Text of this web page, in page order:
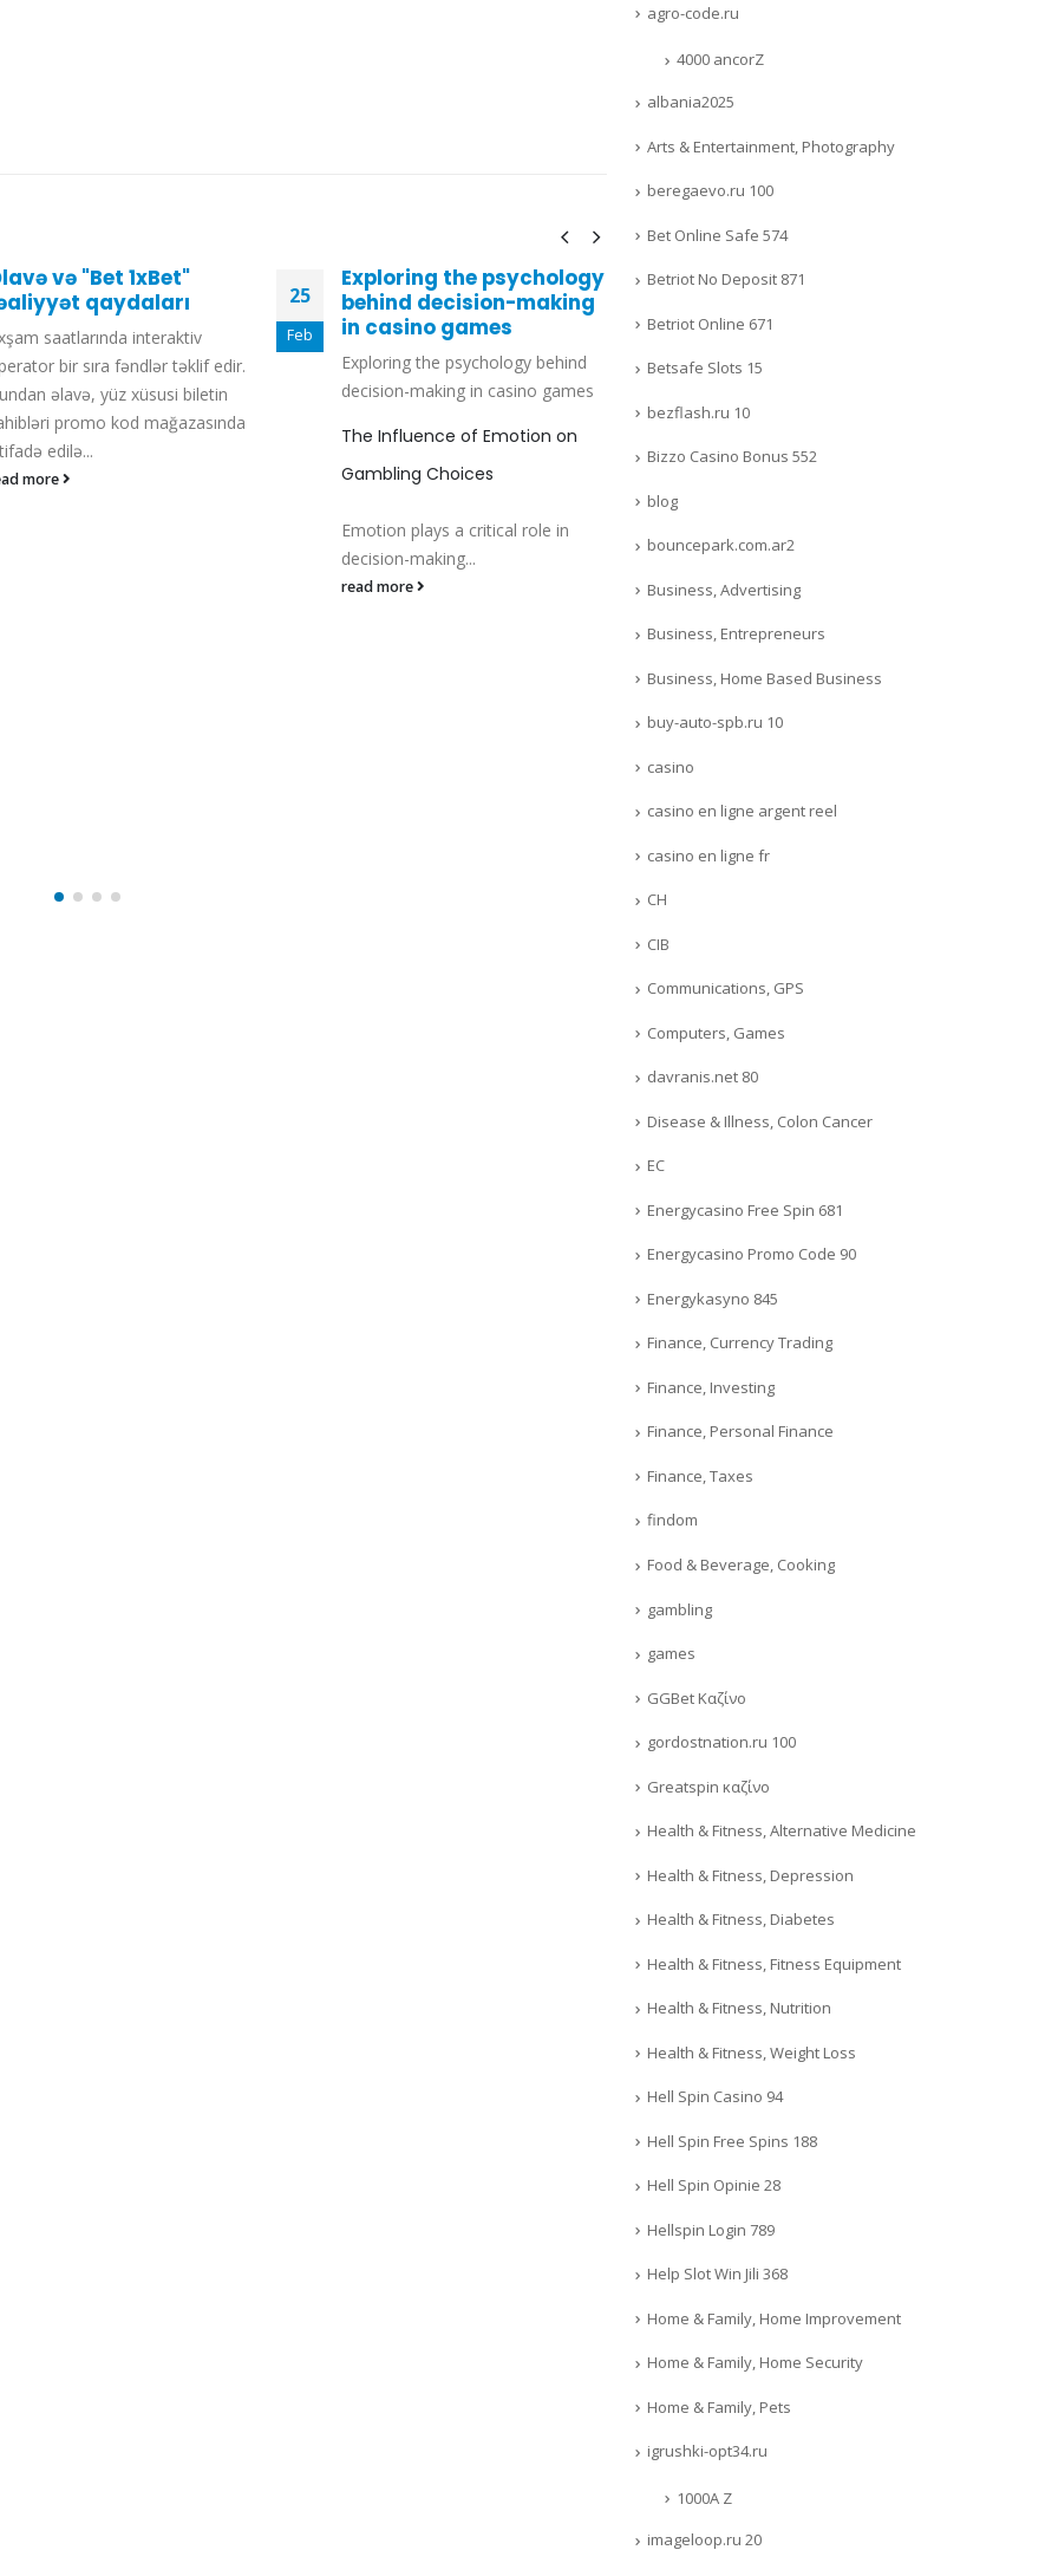
və "Bet 1xBet"
qaydaları
saatlarında interaktiv
bir sıra fəndlər təklif edir.
əlavə, yüz xüsusi biletin
promo kod mağazasında
edilə...
more
25
Feb
Exploring the psychology
behind decision-making
in casino games
Exploring the psychology behind
decision-making in casino games
The Influence of Emotion on
Gambling Choices
Emotion plays a critical role in
decision-making...
read more
Mar
I leganti più potenti per il
Nel mondo del bodybuilding e del
fitness, la ricerca di leganti efficaci
tema...
read more
agro-code.ru
4000 ancorZ
albania2025
Arts & Entertainment, Photography
beregaevo.ru 100
Bet Online Safe 574
Betriot No Deposit 871
Betriot Online 671
Betsafe Slots 15
bezflash.ru 10
Bizzo Casino Bonus 552
blog
bouncepark.com.ar2
Business, Advertising
Business, Entrepreneurs
Business, Home Based Business
buy-auto-spb.ru 10
casino
casino en ligne argent reel
casino en ligne fr
CH
CIB
Communications, GPS
Computers, Games
davranis.net 80
Disease & Illness, Colon Cancer
EC
Energycasino Free Spin 681
Energycasino Promo Code 90
Energykasyno 845
Finance, Currency Trading
Finance, Investing
Finance, Personal Finance
Finance, Taxes
findom
Food & Beverage, Cooking
gambling
games
GGBet Καζίνο
gordostnation.ru 100
Greatspin καζίνο
Health & Fitness, Alternative Medicine
Health & Fitness, Depression
Health & Fitness, Diabetes
Health & Fitness, Fitness Equipment
Health & Fitness, Nutrition
Health & Fitness, Weight Loss
Hell Spin Casino 94
Hell Spin Free Spins 188
Hell Spin Opinie 28
Hellspin Login 789
Help Slot Win Jili 368
Home & Family, Home Improvement
Home & Family, Home Security
Home & Family, Pets
igrushki-opt34.ru
1000A Z
imageloop.ru 20